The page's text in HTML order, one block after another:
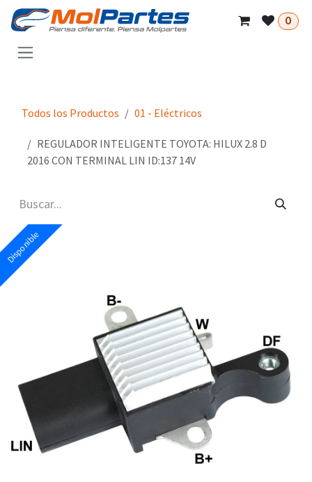
Ir al contenido
0
Todos los Productos 01 - Eléctricos
REGULADOR INTELIGENTE TOYOTA: HILUX 2.8 D
2016 CON TERMINAL LIN ID:137 14V
Disponible